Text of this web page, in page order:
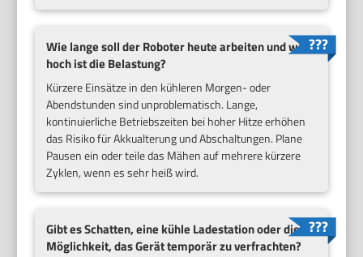
Wie lange soll der Roboter heute arbeiten und wie
hoch ist die Belastung?
Kürzere Einsätze in den kühleren Morgen- oder
Abendstunden sind unproblematisch. Lange,
kontinuierliche Betriebszeiten bei hoher Hitze erhöhen
das Risiko für Akkualterung und Abschaltungen. Plane
Pausen ein oder teile das Mähen auf mehrere kürzere
Zyklen, wenn es sehr heiß wird.
Gibt es Schatten, eine kühle Ladestation oder die
Möglichkeit, das Gerät temporär zu verfrachten?